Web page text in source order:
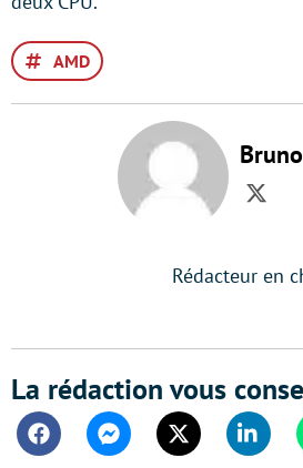
AMD
Rédacteur en
La rédaction vous
FacebookMessengerTwitter